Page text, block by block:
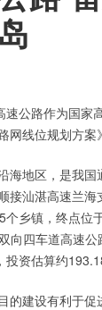
公路作为国家
线位规划方案
海地区，是我
接汕湛高速兰
乡镇，终点位
向四车道高速
资估算约
的建设有利于